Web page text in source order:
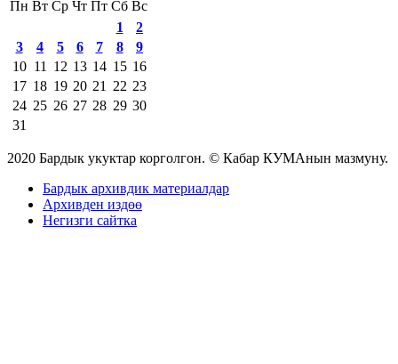
Пн Вт Ср Чт Пт Сб Вс
1
2
3
4 5 6 7 8
9
10 11 12 13 14 15 16
17 18 19 20 21 22 23
24 25 26 27 28 29 30
31
2020 Бардык укуктар корголгон. © Кабар КУМАнын мазмуну.
Бардык архивдик материалдар
Архивден издөө
Негизги сайтка